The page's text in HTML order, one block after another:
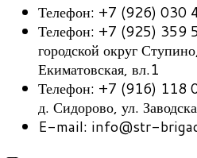
Телефон: +7 (926) 030
Телефон: +7 (925) 359
городской округ
Екиматовская, вл.1
Телефон: +7 (916) 118
д. Сидорово, ул.
E-mail: info@str-